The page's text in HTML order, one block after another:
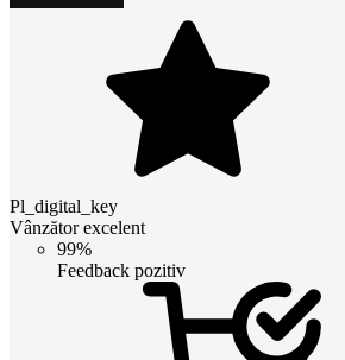
Pl_digital_key
Vânzător excelent
99%
Feedback pozitiv